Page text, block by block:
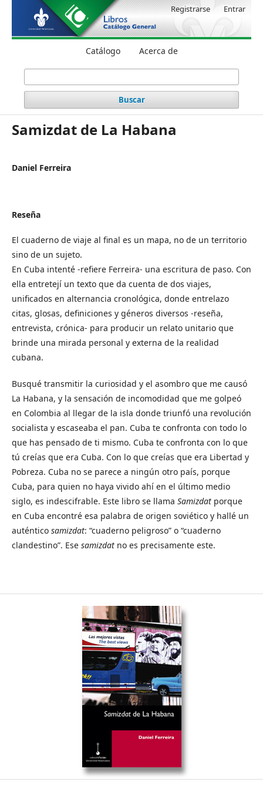
Catálogo Acerca de
Buscar
Registrarse Entrar
Samizdat de La Habana
Daniel Ferreira
Reseña
El cuaderno de viaje al final es un mapa, no de un territorio
sino de un sujeto.
En Cuba intenté -refiere Ferreira- una escritura de paso. Con
ella entretejí un texto que da cuenta de dos viajes,
unificados en alternancia cronológica, donde entrelazo
citas, glosas, definiciones y géneros diversos -reseña,
entrevista, crónica- para producir un relato unitario que
brinde una mirada personal y externa de la realidad
cubana.
Busqué transmitir la curiosidad y el asombro que me causó
La Habana, y la sensación de incomodidad que me golpeó
en Colombia al llegar de la isla donde triunfó una revolución
socialista y escaseaba el pan. Cuba te confronta con todo lo
que has pensado de ti mismo. Cuba te confronta con lo que
tú creías que era Cuba. Con lo que creías que era Libertad y
Pobreza. Cuba no se parece a ningún otro país, porque
Cuba, para quien no haya vivido ahí en el último medio
siglo, es indescifrable. Este libro se llama Samizdat porque
en Cuba encontré esa palabra de origen soviético y hallé un
auténtico samizdat: “cuaderno peligroso” o “cuaderno
clandestino”. Ese samizdat no es precisamente este.